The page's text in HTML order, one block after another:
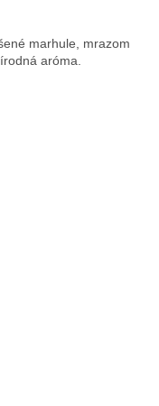
marhule, mrazom
aróma.